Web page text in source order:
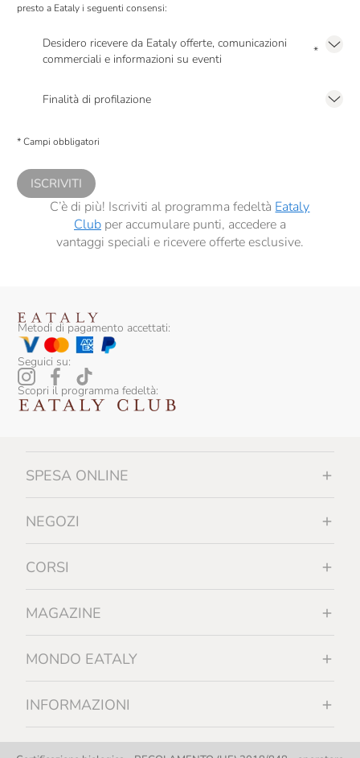
presto a Eataly i seguenti consensi:
Desidero ricevere da Eataly offerte, comunicazioni
commerciali e informazioni su eventi
*
Finalità di profilazione
comunicazioni commerciali personalizzate, in caso di consenso prestato ai
* Campi obbligatori
ISCRIVITI
C’è di più! Iscriviti al programma fedeltà Eataly
Clubper accumulare punti, accedere a
vantaggi speciali e ricevere offerte esclusive.
Metodi di pagamento accettati:
Seguici su:
Scopri il programma fedeltà:
SPESA ONLINE
NEGOZI
CORSI
MAGAZINE
MONDO EATALY
INFORMAZIONI